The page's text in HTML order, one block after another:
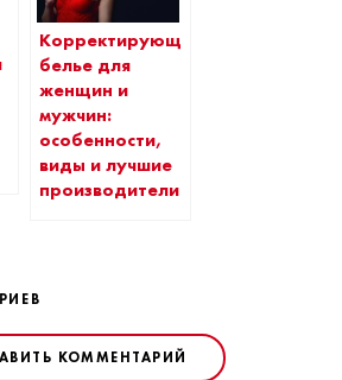
Корректирующее
белье для
женщин и
мужчин:
особенности,
виды и лучшие
производители
КОММЕНТАРИЙ